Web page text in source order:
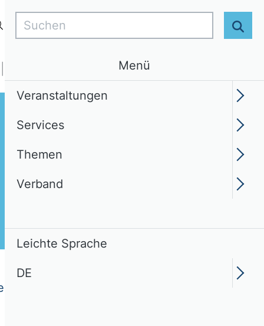
Login DE
Themen Verband
und Arbeitnehmer
Suchen
Menü
Veranstaltungen
Services
Themen
Verband
Leichte Sprache
DE